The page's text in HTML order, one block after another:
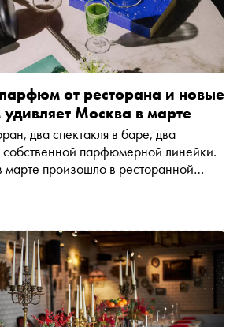
от ресторана и новые
Москва в марте
два спектакля в баре, два
собственной парфюмерной линейки.
марте произошло в ресторанной